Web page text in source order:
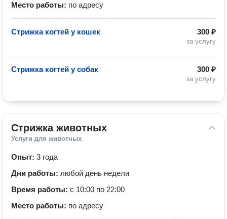
Место работы: по адресу
300 ₽
за услугу
Стрижка когтей у кошек
300 ₽
за услугу
Стрижка когтей у собак
Стрижка животных
Услуги для животных
Опыт: 3 года
Дни работы: любой день недели
Время работы: с 10:00 по 22:00
Место работы: по адресу